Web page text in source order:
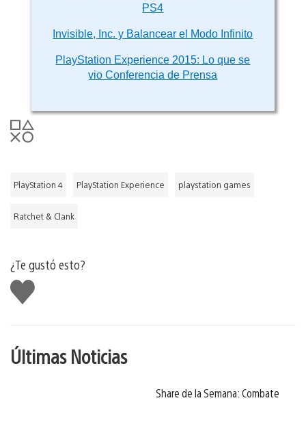
PS4
Invisible, Inc. y Balancear el Modo Infinito
PlayStation Experience 2015: Lo que se
vio Conferencia de Prensa
PlayStation 4 PlayStation Experience playstation games
Ratchet & Clank
¿Te gustó esto?
Me
gusta
Últimas Noticias
Share de la Semana: Combate